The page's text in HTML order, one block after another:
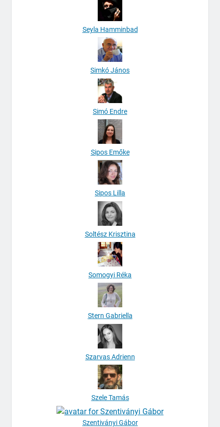
Seyla Hamminbad
Simkó János
Simó Endre
Sipos Emőke
Sipos Lilla
Soltész Krisztina
Somogyi Réka
Stern Gabriella
Szarvas Adrienn
Szele Tamás
Szentiványi Gábor